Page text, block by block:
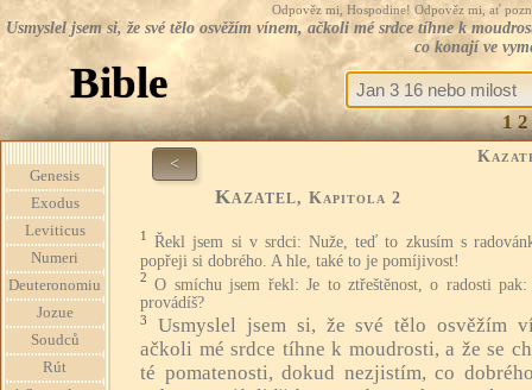
Odpověz mi, Hospodine! Odpověz mi, ať
Usmyslel jsem si, že své tělo osvěžím vínem, ačkoli mé srdce tíhne k
co konají ve
Bible
1 2
Genesis
Exodus
Leviticus
Numeri
Deuteronomiu
Jozue
Soudců
Rút
<
Kazatel, Kapitola 2
1
Řekl jsem si v srdci: Nuže, teď to zkusím s
popřeji si dobrého. A hle, také to je pomíjivost!
2
O smíchu jsem řekl: Je to ztřeštěnost, o radosti
provádíš?
3
Usmyslel jsem si, že své tělo osvěžím
ačkoli mé srdce tíhne k moudrosti, a že se
té pomatenosti, dokud nezjistím, co